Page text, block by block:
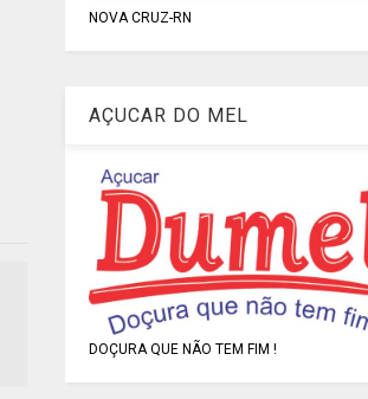
NOVA CRUZ-RN
AÇUCAR DO MEL
DOÇURA QUE NÃO TEM FIM !